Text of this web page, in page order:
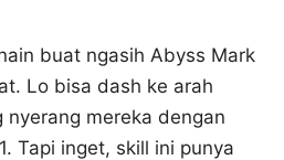
buat ngasih Abyss Mark
Lo bisa dash ke arah
nyerang mereka dengan
Tapi inget, skill ini punya